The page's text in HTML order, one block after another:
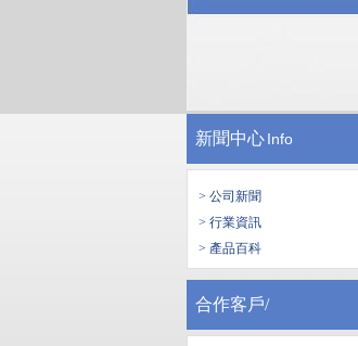
新聞中心Info
> 公司新聞
> 行業資訊
> 產品百科
合作客戶/